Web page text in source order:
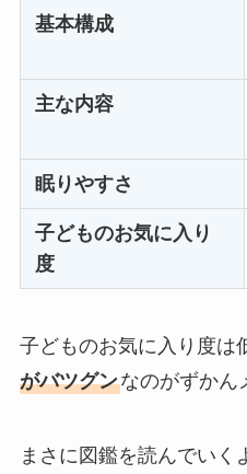
基本構成
主な内容
眠りやすさ
子どものお気に入り
度
子どものお気に入り度は
がバツグンなのがずかん
まさに図鑑を読んでいく